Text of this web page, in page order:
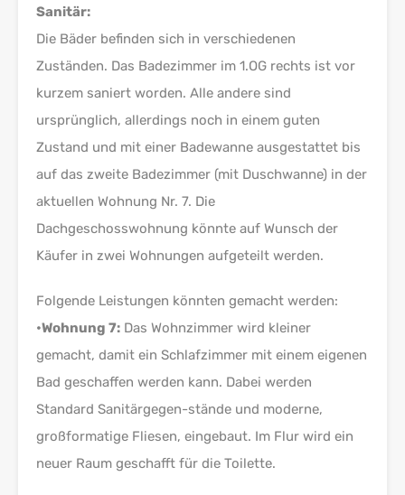
Sanitär:
Die Bäder befinden sich in verschiedenen
Zuständen. Das Badezimmer im 1.OG rechts ist vor
kurzem saniert worden. Alle andere sind
ursprünglich, allerdings noch in einem guten
Zustand und mit einer Badewanne ausgestattet bis
auf das zweite Badezimmer (mit Duschwanne) in der
aktuellen Wohnung Nr. 7. Die
Dachgeschosswohnung könnte auf Wunsch der
Käufer in zwei Wohnungen aufgeteilt werden.
Folgende Leistungen könnten gemacht werden:
•Wohnung 7: Das Wohnzimmer wird kleiner
gemacht, damit ein Schlafzimmer mit einem eigenen
Bad geschaffen werden kann. Dabei werden
Standard Sanitärgegen-stände und moderne,
großformatige Fliesen, eingebaut. Im Flur wird ein
neuer Raum geschafft für die Toilette.